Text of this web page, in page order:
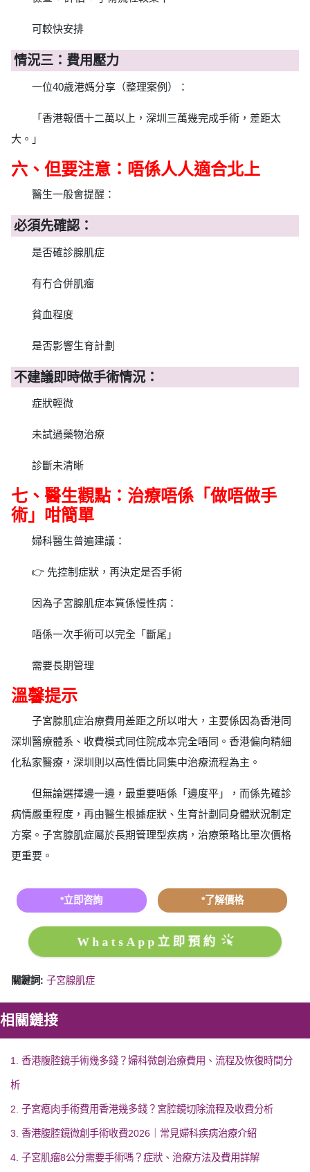
可較快安排
情況三：費用壓力
一位40歲港媽分享（整理案例）：
「香港報價十二萬以上，深圳三萬幾完成手術，差距太
大。」
六、但要注意：唔係人人適合北上
醫生一般會提醒：
必須先確認：
是否確診腺肌症
有冇合併肌瘤
貧血程度
是否影響生育計劃
不建議即時做手術情況：
症狀輕微
未試過藥物治療
診斷未清晰
七、醫生觀點：治療唔係「做唔做手
術」咁簡單
婦科醫生普遍建議：
👉 先控制症狀，再決定是否手術
因為子宮腺肌症本質係慢性病：
唔係一次手術可以完全「斷尾」
需要長期管理
溫馨提示
子宮腺肌症治療費用差距之所以咁大，主要係因為香港同
深圳醫療體系、收費模式同住院成本完全唔同。香港偏向精細
化私家醫療，深圳則以高性價比同集中治療流程為主。
但無論選擇邊一邊，最重要唔係「邊度平」，而係先確診
病情嚴重程度，再由醫生根據症狀、生育計劃同身體狀況制定
方案。子宮腺肌症屬於長期管理型疾病，治療策略比單次價格
更重要。
*立即咨詢 *了解價格
WhatsApp立即預約
關鍵詞: 子宮腺肌症
相關鏈接
1. 香港腹腔鏡手術幾多錢？婦科微創治療費用、流程及恢復時間分
析
2. 子宮瘜肉手術費用香港幾多錢？宮腔鏡切除流程及收費分析
3. 香港腹腔鏡微創手術收費2026｜常見婦科疾病治療介紹
4. 子宮肌瘤8公分需要手術嗎？症狀、治療方法及費用詳解